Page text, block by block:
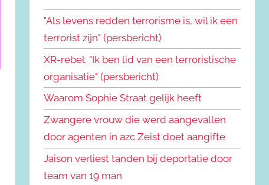
"Als levens redden terrorisme is, wil ik een
terrorist zijn" (persbericht)
XR-rebel: "Ik ben lid van een terroristische
organisatie" (persbericht)
Waarom Sophie Straat gelijk heeft
Zwangere vrouw die werd aangevallen
door agenten in azc Zeist doet aangifte
Jaison verliest tanden bij deportatie door
team van 19 man